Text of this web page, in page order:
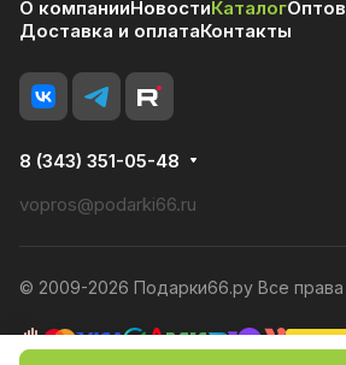
О компанииНовостиКаталог
Доставка и оплатаКонтакты
8 (343) 351-05-48
vopros@podarki66.ru
© 2009-2026 Подарки66.ру Все